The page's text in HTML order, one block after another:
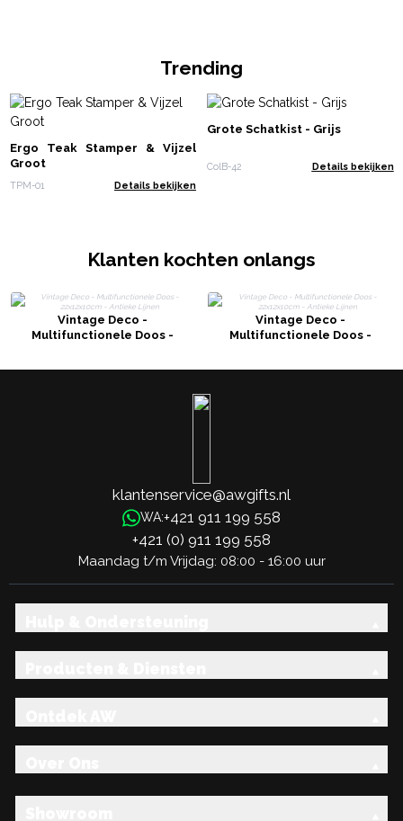
Trending
Ergo Teak Stamper & Vijzel
Groot
TPM-01 Details bekijken
Grote Schatkist - Grijs
ColB-42 Details bekijken
Klanten kochten onlangs
Vintage Deco -
Multifunctionele Doos -
Vintage Deco -
Multifunctionele Doos -
klantenservice@awgifts.nl
WA:+421 911 199 558
+421 (0) 911 199 558
Maandag t/m Vrijdag: 08:00 - 16:00 uur